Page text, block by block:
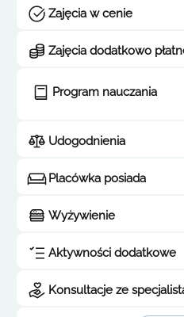
Zajęcia w cenie
Zajęcia dodatkowo
Program nauczania
Udogodnienia
Placówka posiada
Wyżywienie
Aktywności dodatkowe
Konsultacje ze